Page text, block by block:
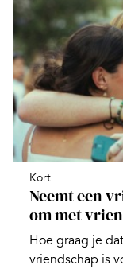
Kort
Neemt een
om met
Hoe graag je
vriendschap is